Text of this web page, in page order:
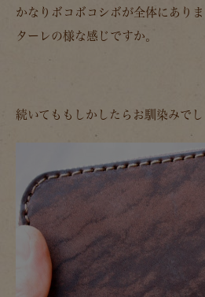
かなりボコボコシボが全体にあり
ターレの様な感じですか。
続いてももしかしたらお馴染みでし